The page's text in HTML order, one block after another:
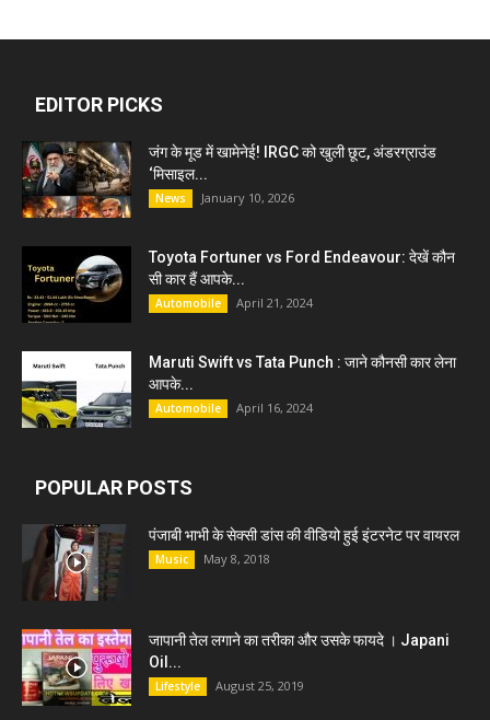
EDITOR PICKS
जंग के मूड में खामेनेई! IRGC को खुली छूट, अंडरग्राउंड
‘मिसाइल...
News January 10, 2026
Toyota Fortuner vs Ford Endeavour: देखें कौन
सी कार हैं आपके...
Automobile April 21, 2024
Maruti Swift vs Tata Punch : जाने कौनसी कार लेना
आपके...
Automobile April 16, 2024
POPULAR POSTS
पंजाबी भाभी के सेक्सी डांस की वीडियो हुई इंटरनेट पर वायरल
Music May 8, 2018
जापानी तेल लगाने का तरीका और उसके फायदे । Japani
Oil...
Lifestyle August 25, 2019